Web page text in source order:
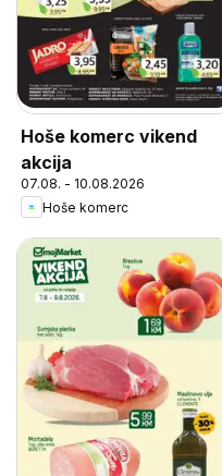
Hoše komerc vikend
akcija
07.08. - 10.08.2026
Hoše komerc